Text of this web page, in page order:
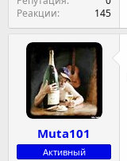
Реакции
145
Muta101
Активный